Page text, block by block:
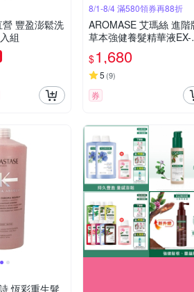
豐盈澎鬆洗
組
8/1-8/4 滿580領券再88折
AROMASE 艾瑪絲 進階
草本強健養髮精華液EX-
感 115ml(髮密度養成/提
豐厚感)
$1,680
5 (9)
券
恆彩重生髮